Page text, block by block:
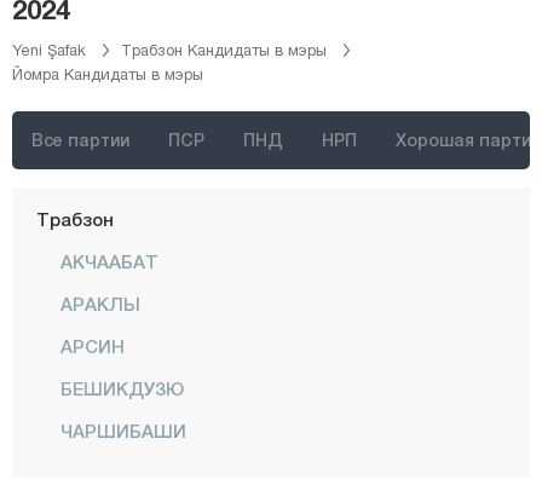
2024
Yeni Şafak
Трабзон Кандидаты в мэры
Йомра Кандидаты в мэры
Все партии ПСР ПНД НРП Хорошая партия
Шырнак
Сивас
Токат
Трабзон
АКЧААБАТ
АРАКЛЫ
АРСИН
БЕШИКДУЗЮ
ЧАРШИБАШИ